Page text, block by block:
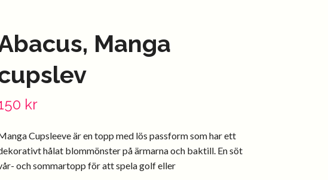
Manga
kr
Cupsleeve är en topp med lös passform som har ett
hålat blommönster på ärmarna och baktill. En söt
och sommartopp för att spela golf eller